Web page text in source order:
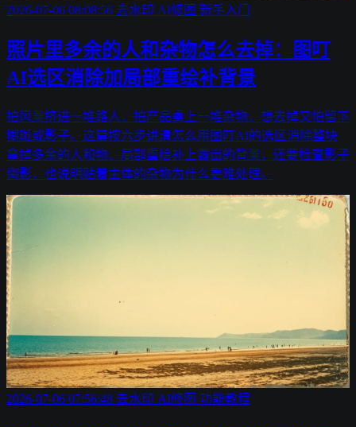
2026-07-06 08:08:56 去水印 AI修图 新手入门
照片里多余的人和杂物怎么去掉：图叮
AI选区消除加局部重绘补背景
拍风景挤进一堆路人，拍产品桌上一堆杂物，想去掉又怕留下
糊斑或影子。这篇按六步讲清怎么用图叮AI的选区消除整块
拿掉多余的人和物、局部重绘补上露出的背景，还要检查影子
倒影，也说明贴着主体的杂物为什么更难处理。
2026-07-06 07:56:48 去水印 AI修图 功能教程